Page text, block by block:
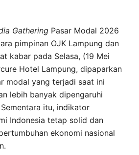
Gathering Pasar Modal 2026
pimpinan OJK Lampung dan
kabar pada Selasa, (19 Mei
Hotel Lampung, dipaparkan
modal yang terjadi saat ini
lebih banyak dipengaruhi
itu, indikator
Indonesia tetap solid dan
ekonomi nasional